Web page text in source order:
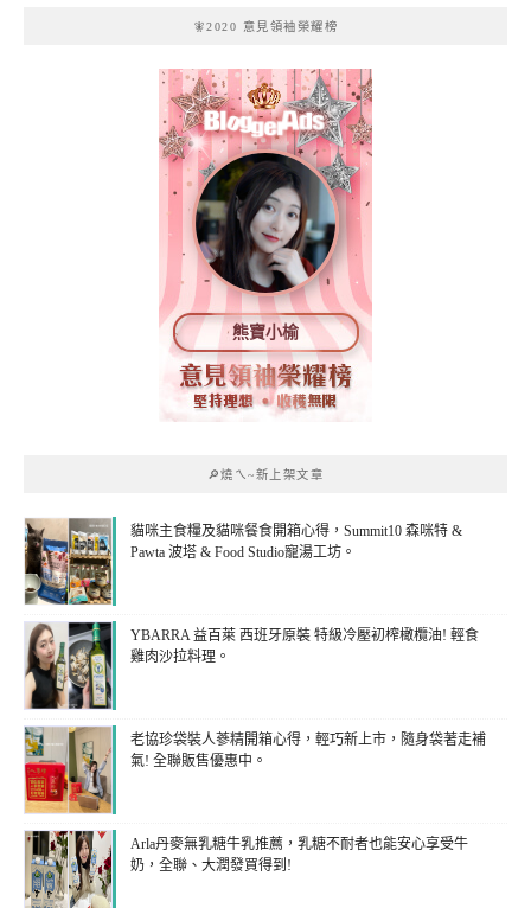
🧚2020 意見領袖榮耀榜
熊寶小榆
🔎燒ㄟ~新上架文章
貓咪主食糧及貓咪餐食開箱心得，Summit10 森咪特 &
Pawta 波塔 & Food Studio寵湯工坊。
YBARRA 益百萊 西班牙原裝 特級冷壓初榨橄欖油! 輕食
雞肉沙拉料理。
老協珍袋裝人蔘精開箱心得，輕巧新上市，隨身袋著走補
氣! 全聯販售優惠中。
Arla丹麥無乳糖牛乳推薦，乳糖不耐者也能安心享受牛
奶，全聯、大潤發買得到!